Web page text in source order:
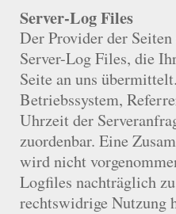
Server-Log Files
Der Provider der
Server-Log Files, die
Seite an uns
Betriebssystem,
Uhrzeit der
zuordenbar. Eine
wird nicht
Logfiles nachträglich
rechtswidrige Nutzung